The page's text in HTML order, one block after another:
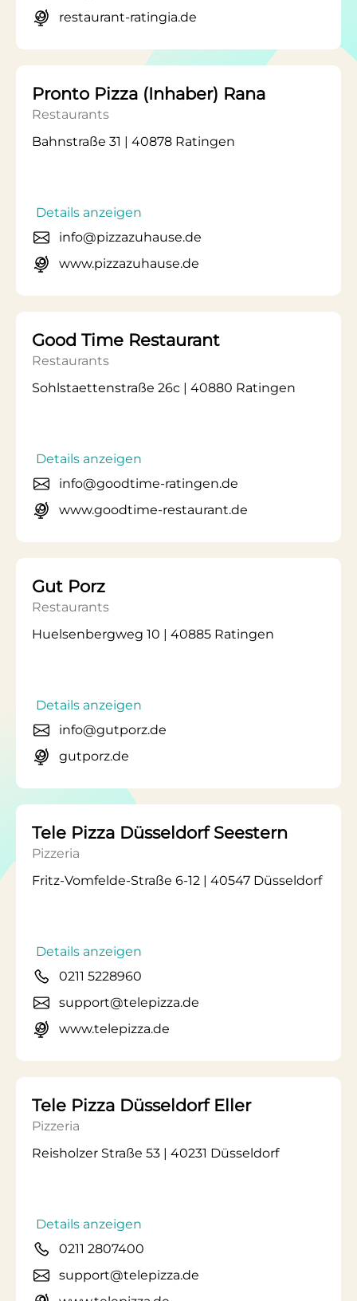
restaurant-ratingia.de
Pronto Pizza (Inhaber) Rana
Restaurants
Bahnstraße 31 | 40878 Ratingen
Details anzeigen
info@pizzazuhause.de
www.pizzazuhause.de
Good Time Restaurant
Restaurants
Sohlstaettenstraße 26c | 40880 Ratingen
Details anzeigen
info@goodtime-ratingen.de
www.goodtime-restaurant.de
Gut Porz
Restaurants
Huelsenbergweg 10 | 40885 Ratingen
Details anzeigen
info@gutporz.de
gutporz.de
Tele Pizza Düsseldorf Seestern
Pizzeria
Fritz-Vomfelde-Straße 6-12 | 40547 Düsseldorf
Details anzeigen
0211 5228960
support@telepizza.de
www.telepizza.de
Tele Pizza Düsseldorf Eller
Pizzeria
Reisholzer Straße 53 | 40231 Düsseldorf
Details anzeigen
0211 2807400
support@telepizza.de